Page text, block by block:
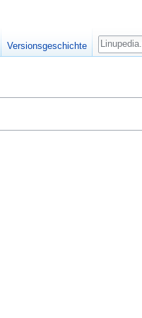
Versionsgeschichte
Suche